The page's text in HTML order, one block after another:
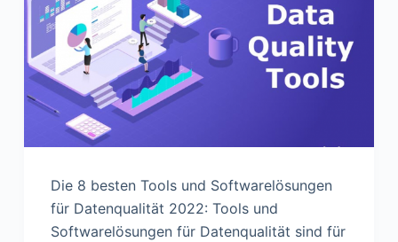
Die 8 besten Tools und Softwarelösungen
für Datenqualität 2022: Tools und
Softwarelösungen für Datenqualität sind für